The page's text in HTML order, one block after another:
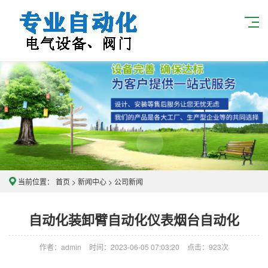
当前位置： 首页 > 新闻中心 > 公司新闻
自动化装卸臂自动化仪表烟台自动化
作者：admin 时间：2023-06-05 07:03:20 点击： 923次